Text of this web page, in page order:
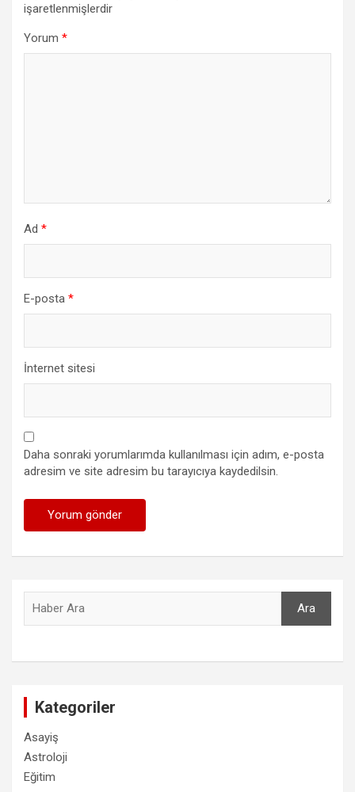
işaretlenmişlerdir
Yorum *
Ad *
E-posta *
İnternet sitesi
Daha sonraki yorumlarımda kullanılması için adım, e-posta
adresim ve site adresim bu tarayıcıya kaydedilsin.
Ara
Kategoriler
Asayiş
Astroloji
Eğitim